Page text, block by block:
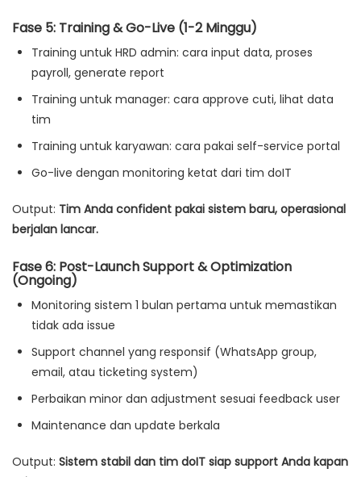
Fase 5: Training & Go-Live (1-2 Minggu)
Training untuk HRD admin: cara input data, proses
payroll, generate report
Training untuk manager: cara approve cuti, lihat data
tim
Training untuk karyawan: cara pakai self-service portal
Go-live dengan monitoring ketat dari tim doIT
Output: Tim Anda confident pakai sistem baru, operasional
berjalan lancar.
Fase 6: Post-Launch Support & Optimization
(Ongoing)
Monitoring sistem 1 bulan pertama untuk memastikan
tidak ada issue
Support channel yang responsif (WhatsApp group,
email, atau ticketing system)
Perbaikan minor dan adjustment sesuai feedback user
Maintenance dan update berkala
Output: Sistem stabil dan tim doIT siap support Anda kapan